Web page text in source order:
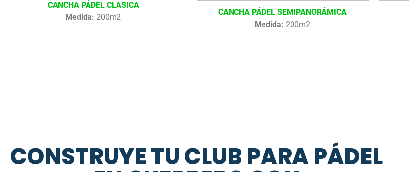
CANCHA PÁDEL CLASICA
Medida: 200m2
CANCHA PÁDEL SEMIPANORÁMICA
Medida: 200m2
CONSTRUYE TU CLUB PARA PÁDEL